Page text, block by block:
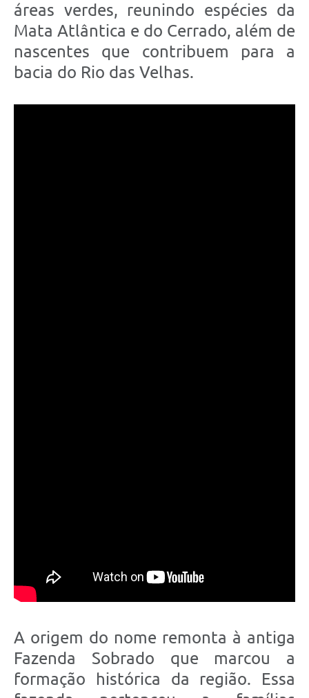
áreas verdes, reunindo espécies da
Mata Atlântica e do Cerrado, além de
nascentes que contribuem para a
bacia do Rio das Velhas.
A origem do nome remonta à antiga
Fazenda Sobrado que marcou a
formação histórica da região. Essa